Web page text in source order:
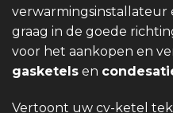
verwarmingsinstallateur
graag in de goede
voor het aankopen en
gasketels en
Vertoont uw cv-ketel